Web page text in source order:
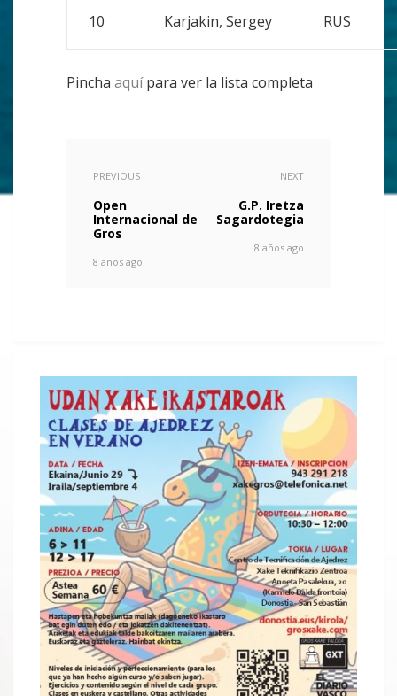
10 Karjakin, Sergey RUS
Pincha aquípara ver la lista completa
PREVIOUS
Open
Internacional de
Gros
8 años ago
NEXT
G.P. Iretza
Sagardotegia
8 años ago